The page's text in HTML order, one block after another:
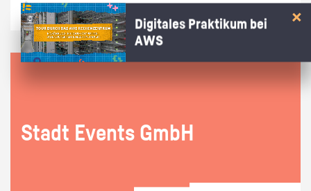
Stadt Events GmbH
Digitales Praktikum bei
AWS